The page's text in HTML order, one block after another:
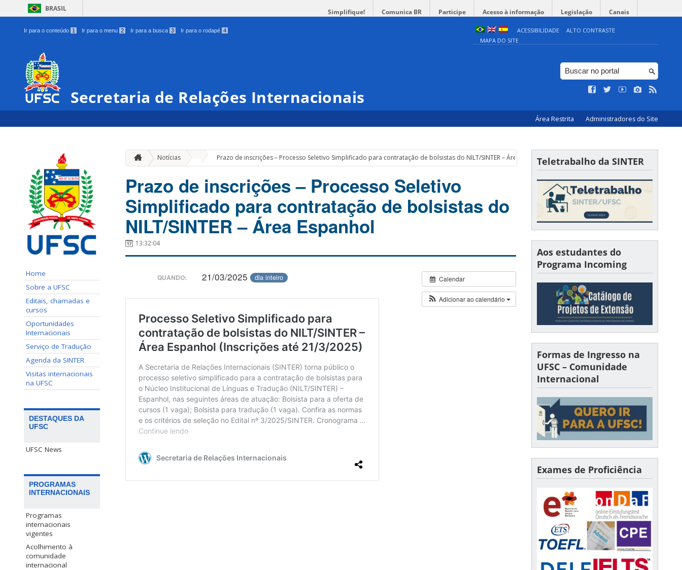
BRASIL Simplifique! Comunica BR Participe Acesso à informação Legislação Canais
Ir para o conteúdo 1 Ir para o menu 2 Ir para a busca 3 Ir para o rodapé 4 ACESSIBILIDADE
ALTO CONTRASTE
MAPA DO SITE
Secretaria de Relações Internacionais
Área Restrita Administradores do Site
Home
Sobre a UFSC
Editais, chamadas e
cursos
Oportunidades
Internacionais
Serviço de Tradução
Agenda da SINTER
Visitas internacionais
na UFSC
DESTAQUES DA
UFSC
UFSC News
PROGRAMAS
INTERNACIONAIS
Programas
internacionais
vigentes
Acolhimento à
comunidade
internacional
Notícias Prazo de inscrições – Processo Seletivo Simplificado para contratação de bolsistas do NILT/SINTER – Área Espanhol
Prazo de inscrições – Processo Seletivo
Simplificado para contratação de bolsistas do
NILT/SINTER – Área Espanhol
13:32:04
Calendar
Adicionar ao calendário
QUANDO: 21/03/2025 dia inteiro
Teletrabalho da SINTER
Aos estudantes do
Programa Incoming
Formas de Ingresso na
UFSC – Comunidade
Internacional
Exames de Proficiência